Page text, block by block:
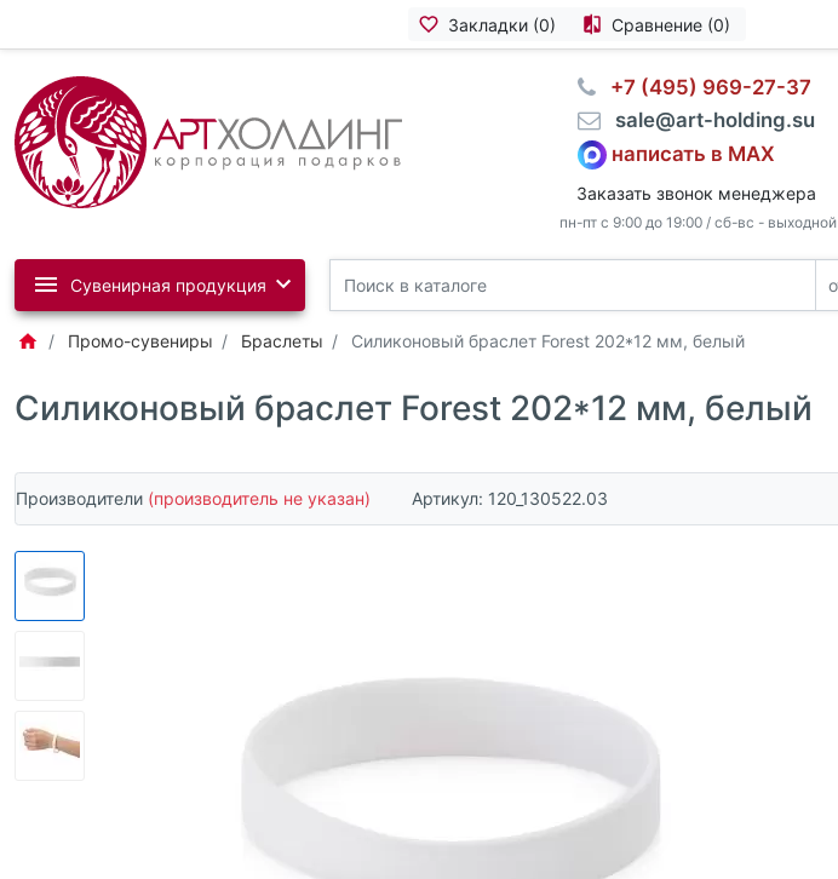
Закладки (0) Сравнение (0)
⠀+7 (495) 969-27-37
⠀sale@art-holding.su
написать в MAX
Заказать звонок менеджера
пн-пт с 9:00 до 19:00 / сб-вс - выходной
Сувенирная продукция
Промо-сувениры Браслеты Силиконовый браслет Forest 202*12 мм, белый
Силиконовый браслет Forest 202*12 мм, белый
Производители (производитель не указан) Артикул: 120_130522.03